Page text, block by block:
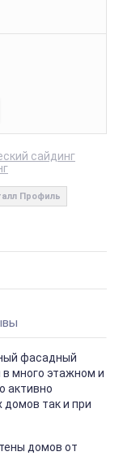
сайдинг
Профиль
фасадный
много этажном и
активно
домов так и при
домов от